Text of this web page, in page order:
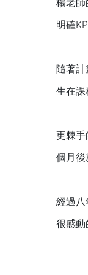
明確
隨著
生在
更棘
個月
經過
很感